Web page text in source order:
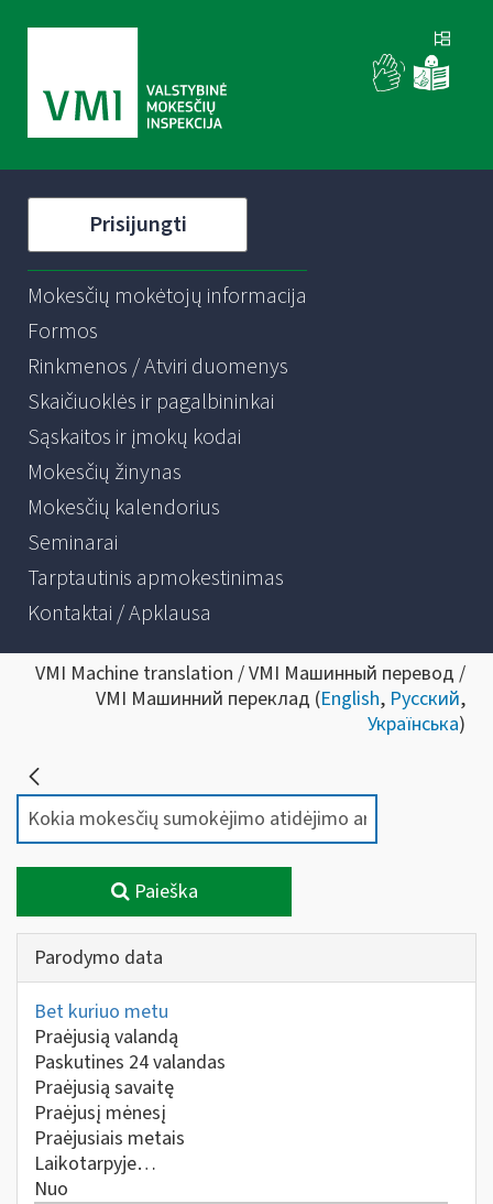
Prisijungti
Mokesčių mokėtojų informacija
Formos
Rinkmenos / Atviri duomenys
Skaičiuoklės ir pagalbininkai
Sąskaitos ir įmokų kodai
Mokesčių žinynas
Mokesčių kalendorius
Seminarai
Tarptautinis apmokestinimas
Kontaktai / Apklausa
VMI Machine translation / VMI Машинный перевод /
VMI Машинний переклад (English, Русский,
Українська)
Paieška
Parodymo data
Bet kuriuo metu
Praėjusią valandą
Paskutines 24 valandas
Praėjusią savaitę
Praėjusį mėnesį
Praėjusiais metais
Laikotarpyje…
Nuo